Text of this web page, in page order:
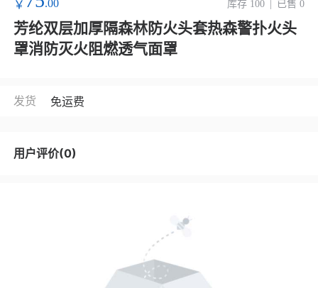
￥ .00 库存 100 已售 0
芳纶双层加厚隔森林防火头套热森警扑火头
罩消防灭火阻燃透气面罩
发货 免运费
用户评价(0)